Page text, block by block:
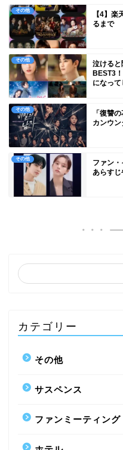
その他
【4】
るまで
その他
泣けると
BEST3
になって
その他
「復讐
カンウン
その他
ファン・
あらすじ
カテゴリー
その他
サスペンス
ファンミーティング